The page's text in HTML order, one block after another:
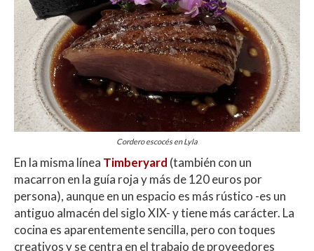
Cordero escocés en Lyla
En la misma línea Timberyard (también con un
macarron en la guía roja y más de 120 euros por
persona), aunque en un espacio es más rústico -es un
antiguo almacén del siglo XIX- y tiene más carácter. La
cocina es aparentemente sencilla, pero con toques
creativos y se centra en el trabajo de proveedores